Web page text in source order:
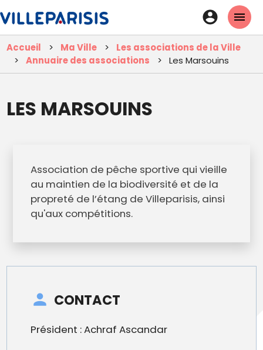
contenu
principal
En-
tête
-
Accueil Ma Ville
Les associations de la Ville
Annuaire des associations
Les Marsouins
LES MARSOUINS
Association de pêche sportive qui vieille
au maintien de la biodiversité et de la
propreté de l’étang de Villeparisis, ainsi
qu'aux compétitions.
CONTACT
Président : Achraf Ascandar